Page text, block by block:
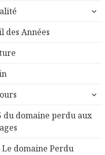
ouvrir
des Années
ouvrir
sous-
du domaine perdu aux
Le domaine Perdu